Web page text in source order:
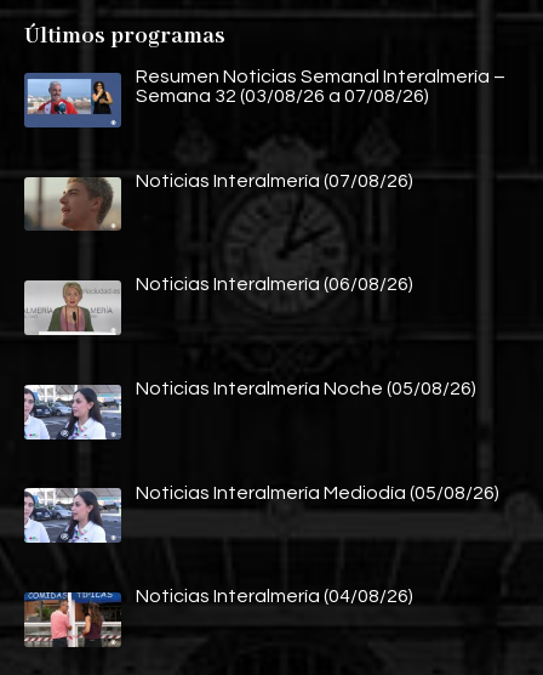
Últimos programas
Resumen Noticias Semanal Interalmería –
Semana 32 (03/08/26 a 07/08/26)
Noticias Interalmería (07/08/26)
Noticias Interalmería (06/08/26)
Noticias Interalmería Noche (05/08/26)
Noticias Interalmería Mediodía (05/08/26)
Noticias Interalmería (04/08/26)